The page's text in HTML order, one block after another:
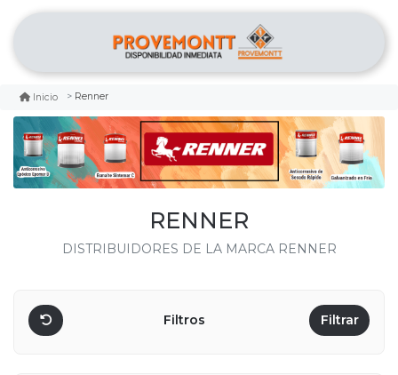
Inicio Renner
RENNER
DISTRIBUIDORES DE LA MARCA RENNER
Filtros Filtrar